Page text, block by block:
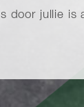
door jullie is